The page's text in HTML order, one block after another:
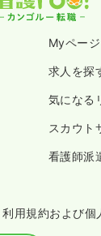
Myページ
求人を探
気になる
スカウト
看護師派
用規約および個